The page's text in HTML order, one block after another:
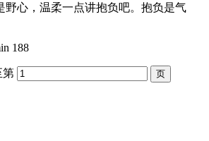
野心，温柔一点讲抱负吧。抱负是气
188
第